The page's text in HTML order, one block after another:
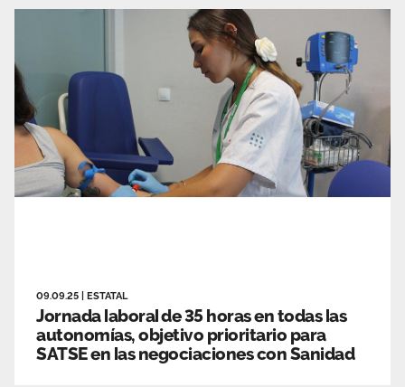
09.09.25 ESTATAL
Jornada laboral de 35 horas en todas las
autonomías, objetivo prioritario para
SATSE en las negociaciones con Sanidad